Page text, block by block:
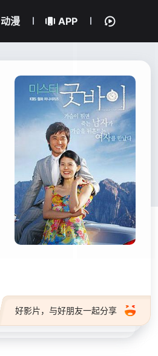
动漫 APP
好影片，与好朋友一起分享